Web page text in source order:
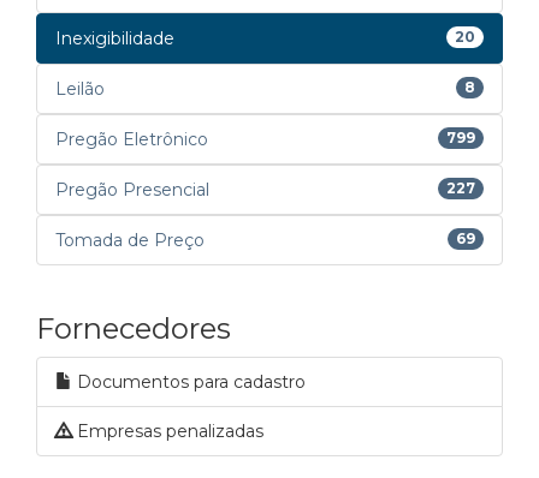
Inexigibilidade 20
Leilão 8
Pregão Eletrônico 799
Pregão Presencial 227
Tomada de Preço 69
Fornecedores
Documentos para cadastro
Empresas penalizadas